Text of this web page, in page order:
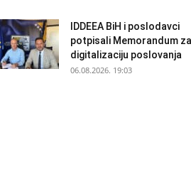
IDDEEA BiH i poslodavci
potpisali Memorandum
digitalizaciju poslovanja
06.08.2026. 19:03